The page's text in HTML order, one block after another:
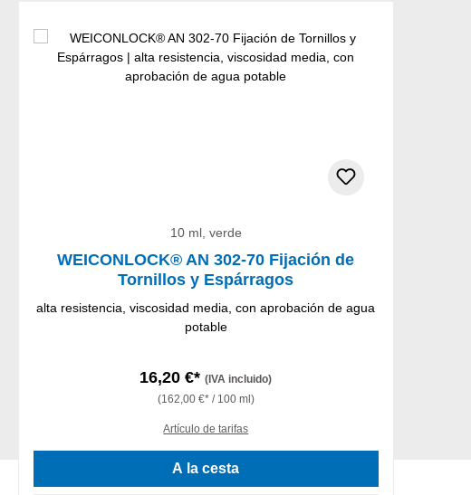
10 ml, verde
WEICONLOCK® AN 302-70 Fijación de
Tornillos y Espárragos
alta resistencia, viscosidad media, con aprobación de agua
potable
16,20 €*(IVA incluido)
(162,00 €* / 100 ml)
Artículo de tarifas
A la cesta